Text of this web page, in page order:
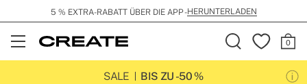
5 % EXTRA-RABATT ÜBER DIE APP -HERUNTERLADEN
Open
Menu
SALE
BIS ZU -50 %